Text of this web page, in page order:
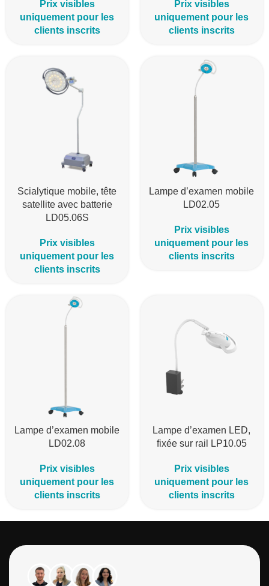
Prix visibles
uniquement pour les
clients inscrits
Prix visibles
uniquement pour les
clients inscrits
Scialytique mobile, tête
satellite avec batterie
LD05.06S
Prix visibles
uniquement pour les
clients inscrits
Lampe d’examen mobile
LD02.05
Prix visibles
uniquement pour les
clients inscrits
Lampe d’examen mobile
LD02.08
Prix visibles
uniquement pour les
clients inscrits
Lampe d’examen LED,
fixée sur rail LP10.05
Prix visibles
uniquement pour les
clients inscrits